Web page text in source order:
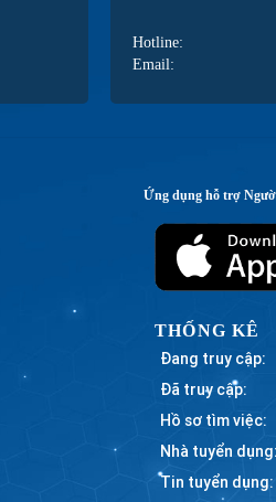
Hotline:
Email:
Ứng dụng hỗ trợ
THỐNG KÊ
Đang truy cập:
Đã truy cập:
Hồ sơ tìm việc:
Nhà tuyển dụng:
Tin tuyển dụng: